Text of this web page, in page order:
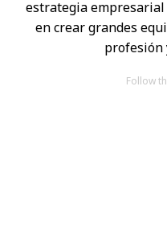
estrategia empresarial
en crear grandes
profesión
Follow